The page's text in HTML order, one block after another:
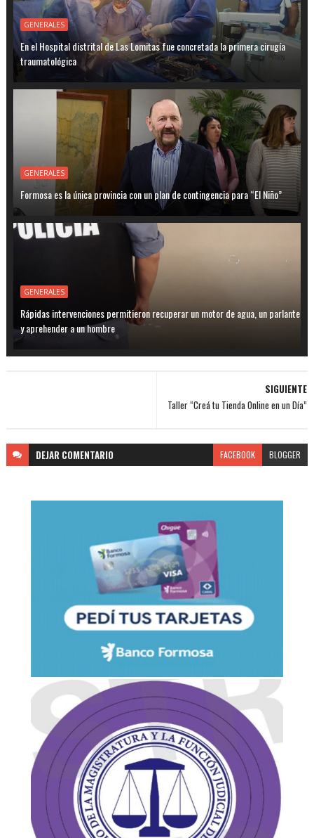
GENERALES
En el Hospital distrital de Las Lomitas fue concretada la primera cirugía
traumatológica
GENERALES
Formosa es la única provincia con un plan de contingencia para “El Niño”
GENERALES
Rápidas intervenciones permitieron recuperar un motor de agua, un parlante
y aprehender a un hombre
SIGUIENTE
Taller “Creá tu Tienda Online en un Día”
DEJAR COMENTARIO FACEBOOK BLOGGER